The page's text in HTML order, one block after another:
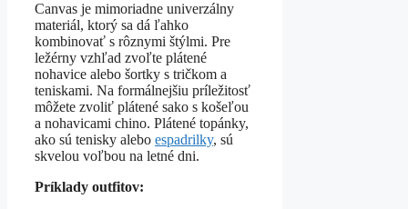
Canvas je mimoriadne univerzálny
materiál, ktorý sa dá ľahko
kombinovať s rôznymi štýlmi. Pre
ležérny vzhľad zvoľte plátené
nohavice alebo šortky s tričkom a
teniskami. Na formálnejšiu príležitosť
môžete zvoliť plátené sako s košeľou
a nohavicami chino. Plátené topánky,
ako sú tenisky alebo espadrilky, sú
skvelou voľbou na letné dni.
Príklady outfitov: